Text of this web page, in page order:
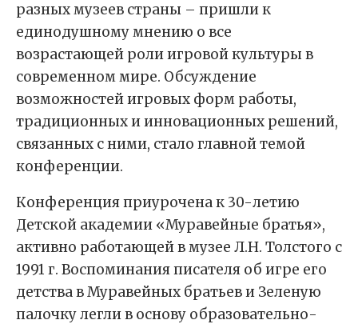
разных музеев страны – пришли к
единодушному мнению о все
возрастающей роли игровой культуры в
современном мире. Обсуждение
возможностей игровых форм работы,
традиционных и инновационных решений,
связанных с ними, стало главной темой
конференции.
Конференция приурочена к 30-летию
Детской академии «Муравейные братья»,
активно работающей в музее Л.Н. Толстого с
1991 г. Воспоминания писателя об игре его
детства в Муравейных братьев и Зеленую
палочку легли в основу образовательно-